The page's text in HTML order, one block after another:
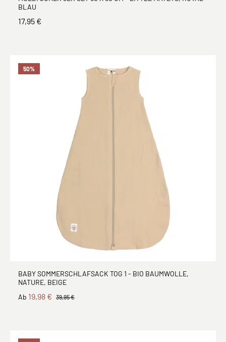
BLAU
17,95 €
50%
BABY SOMMERSCHLAFSACK TOG 1 - BIO BAUMWOLLE,
NATURE, BEIGE
Ab 19,98 € 39,95 €